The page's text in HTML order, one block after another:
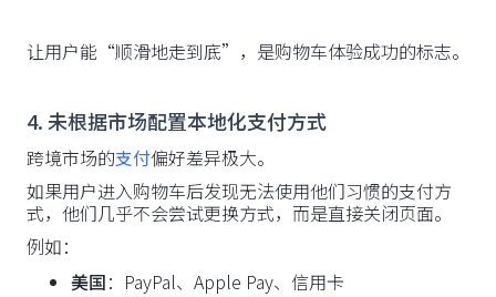
让用户能“顺滑地走到底”，是购物车体验成功的标志。
4. 未根据市场配置本地化支付方式
跨境市场的支付偏好差异极大。
如果用户进入购物车后发现无法使用他们习惯的支付方
式，他们几乎不会尝试更换方式，而是直接关闭页面。
例如：
美国：PayPal、Apple Pay、信用卡